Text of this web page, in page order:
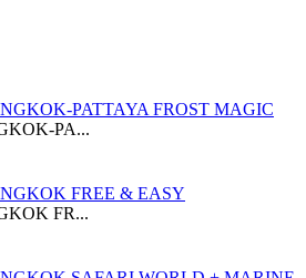
PA...
FR...